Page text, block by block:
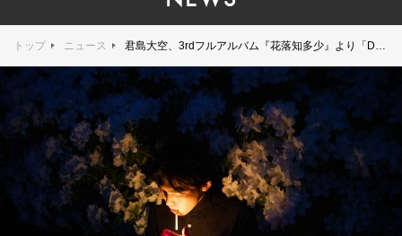
トップ ニュース 君島大空、3rdフルアルバム『花落知多少』より「Drowsy」を先行配信